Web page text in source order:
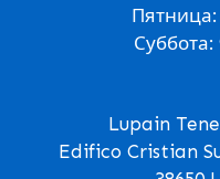
Пятница:
Суббота:
Lupain
Edifico Cristian